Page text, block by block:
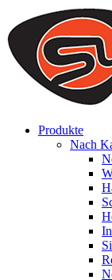
We use cookies to
on our website. By
that cookies are
to offer you a
you can disable
Produkte
Nach